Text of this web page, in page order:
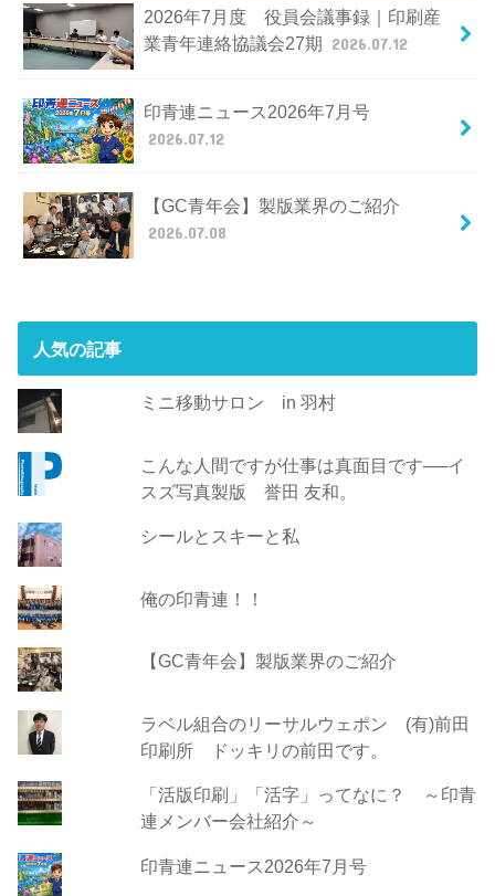
2026年7月度 役員会議事録｜印刷産
業青年連絡協議会27期 2026.07.12
印青連ニュース2026年7月号
2026.07.12
【GC青年会】製版業界のご紹介
2026.07.08
人気の記事
ミニ移動サロン in 羽村
こんな人間ですが仕事は真面目です──イ
スズ写真製版 誉田 友和。
シールとスキーと私
俺の印青連！！
【GC青年会】製版業界のご紹介
ラベル組合のリーサルウェポン (有)前田
印刷所 ドッキリの前田です。
「活版印刷」「活字」ってなに？ ～印青
連メンバー会社紹介～
印青連ニュース2026年7月号